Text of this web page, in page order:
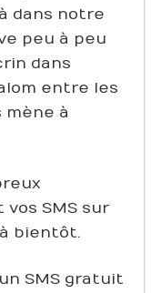
dans notre
peu à peu
dans
entre les
à
SMS sur
à bientôt.
SMS gratuit